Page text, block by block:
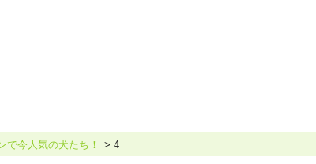
講座
ホリスティックケア･カウンセラー受講生向け。
で今人気の犬たち！ 4